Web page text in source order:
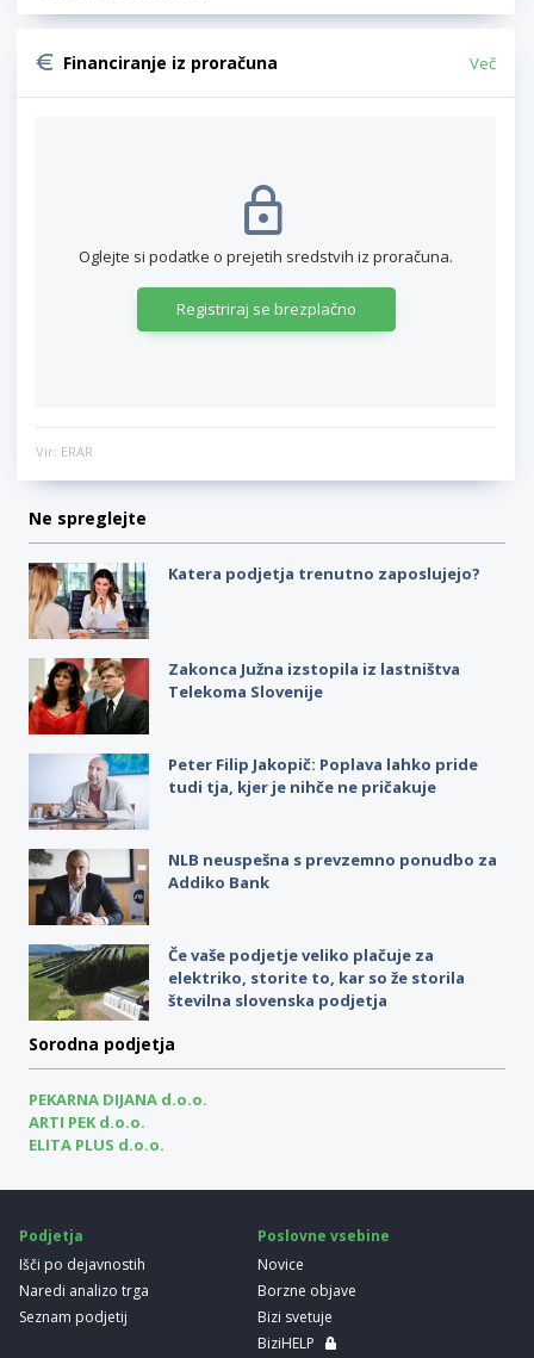
Financiranje iz proračuna Več
Oglejte si podatke o prejetih sredstvih iz proračuna.
Registriraj se brezplačno
Vir: ERAR
Ne spreglejte
Katera podjetja trenutno zaposlujejo?
Zakonca Južna izstopila iz lastništva
Telekoma Slovenije
Peter Filip Jakopič: Poplava lahko pride
tudi tja, kjer je nihče ne pričakuje
NLB neuspešna s prevzemno ponudbo za
Addiko Bank
Če vaše podjetje veliko plačuje za
elektriko, storite to, kar so že storila
številna slovenska podjetja
Sorodna podjetja
PEKARNA DIJANA d.o.o.
ARTI PEK d.o.o.
ELITA PLUS d.o.o.
Podjetja
Išči po dejavnostih
Naredi analizo trga
Seznam podjetij
Poslovne vsebine
Novice
Borzne objave
Bizi svetuje
BiziHELP